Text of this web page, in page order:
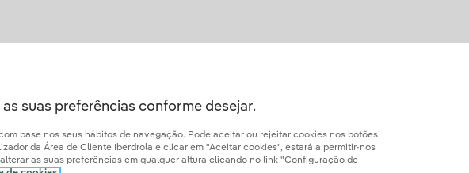
suas preferências conforme desejar.
base nos seus hábitos de navegação. Pode aceitar ou rejeitar cookies nos botões
da Área de Cliente Iberdrola e clicar em "Aceitar cookies", estará a permitir-nos
as suas preferências em qualquer altura clicando no link "Configuração de